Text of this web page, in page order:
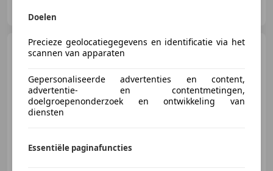
Peugeot 108 1.0 e-VTi Active
Doelen
Precieze geolocatiegegevens en identificatie via het
scannen van apparaten
Gepersonaliseerde advertenties en content,
advertentie- en contentmetingen,
doelgroepenonderzoek en ontwikkeling van
diensten
Essentiële paginafuncties